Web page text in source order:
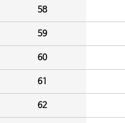
58
59
60
61
62